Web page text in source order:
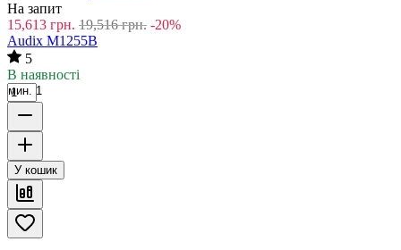
На запит
15,613 грн. 19,516 грн. -20%
Audix M1255B
5
В наявності
мин. 1
У кошик